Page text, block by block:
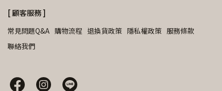
[ 顧客服務 ]
常見問題Q&A 購物流程 退換貨政策 隱私權政策 服務條款
聯絡我們